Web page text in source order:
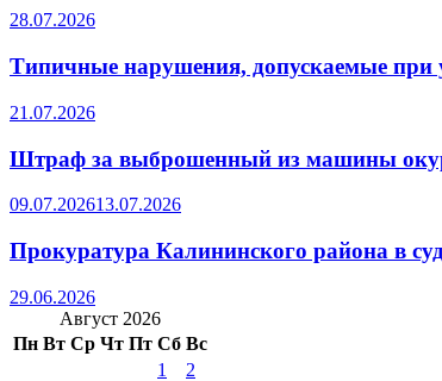
28.07.2026
Типичные нарушения, допускаемые при
21.07.2026
Штраф за выброшенный из машины
09.07.202613.07.2026
Прокуратура Калининского района в
29.06.2026
Август 2026
Пн Вт Ср Чт Пт Сб Вс
1
2